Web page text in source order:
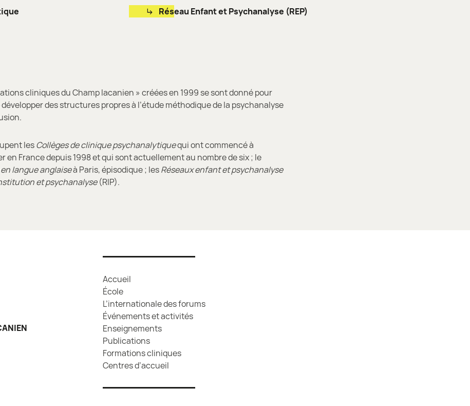
Réseau Enfant et Psychanalyse (REP)
cliniques du Champ lacanien » créées en 1999 se sont donné pour
des structures propres à l’étude méthodique de la psychanalyse
lesCollèges de cliniquepsychanalytiquequi ont commencé à
en France depuis 1998 et qui sont actuellement au nombre de six ; le
langue anglaiseà Paris, épisodique ; lesRéseaux enfant et psychanalyse
et psychanalyse(RIP).
Accueil
École
L’internationale des forums
Événements et activités
Enseignements
Publications
Formations cliniques
Centres d’accueil